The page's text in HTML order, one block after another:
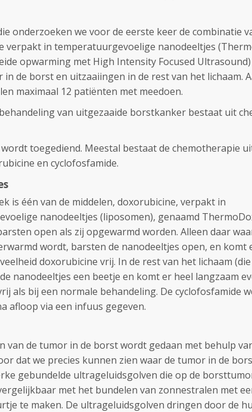
onderzoeken we voor de eerste keer de combinatie
verpakt in temperatuurgevoelige nanodeeltjes
opwarming met High Intensity Focused
in de borst en uitzaaiingen in de rest van het lichaam.
maximaal 12 patiënten met meedoen.
van uitgezaaide borstkanker bestaat uit
toegediend. Meestal bestaat de chemotherapie
en cyclofosfamide.
is één van de middelen, doxorubicine, verpakt in
nanodeeltjes (liposomen), genaamd
open als zij opgewarmd worden. Alleen daar
wordt, barsten de nanodeeltjes open, en komt
doxorubicine vrij. In de rest van het lichaam
nanodeeltjes een beetje en komt er heel langzaam
als bij een normale behandeling. De cyclofosfamide
afloop via een infuus gegeven.
van de tumor in de borst wordt gedaan met behulp
dat we precies kunnen zien waar de tumor in de
gebundelde ultrageluidsgolven die op de
met het bundelen van zonnestralen met
te maken. De ultrageluidsgolven dringen door de